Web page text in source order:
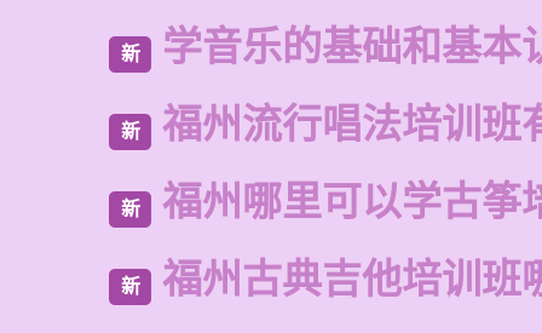
新 学音乐的基础和基本
新 福州流行唱法培训班
新 福州哪里可以学古筝
新 福州古典吉他培训班